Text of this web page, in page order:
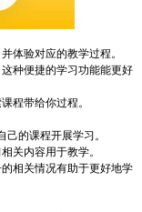
体验对应的教学过程。
种便捷的学习功能能更好
程带给你过程。
的课程开展学习。
关内容用于教学。
相关情况有助于更好地学